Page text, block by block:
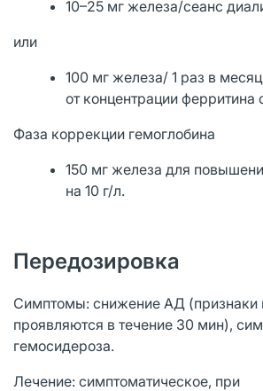
10–25 мг железа/сеанс
или
100 мг железа/ 1 раз в
от концентрации ферритина
Фаза коррекции гемоглобина
150 мг железа для
на 10 г/л.
Передозировка
Симптомы: снижение АД (признаки
проявляются в течение 30 мин),
гемосидероза.
Лечение: симптоматическое, при